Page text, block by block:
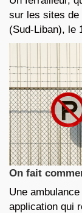
sur les sites de
(Sud-Liban), le
On fait
Une
application qui